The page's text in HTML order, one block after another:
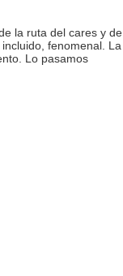
la ruta del cares y de
fenomenal. La
Lo pasamos